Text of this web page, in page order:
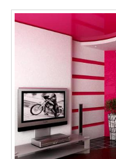
Потолки на кухне
Потолок из пвх-
пленки
Профиль для